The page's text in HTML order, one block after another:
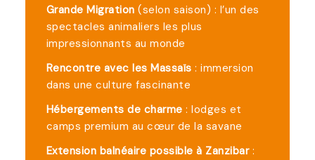
Grande Migration (selon saison) : l’un des
spectacles animaliers les plus
impressionnants au monde
Rencontre avec les Massaïs : immersion
dans une culture fascinante
Hébergements de charme : lodges et
camps premium au cœur de la savane
Extension balnéaire possible à Zanzibar: